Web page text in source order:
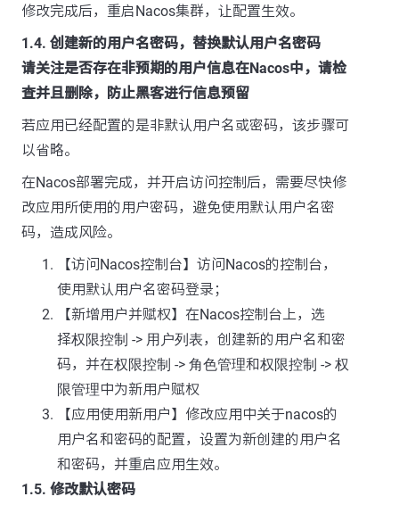
修改完成后，重启Nacos集群，让配置生效。
1.4. 创建新的用户名密码，替换默认用户名密码
请关注是否存在非预期的用户信息在Nacos中，请检
查并且删除，防止黑客进行信息预留
若应用已经配置的是非默认用户名或密码，该步骤可
以省略。
在Nacos部署完成，并开启访问控制后，需要尽快修
改应用所使用的用户密码，避免使用默认用户名密
码，造成风险。
【访问Nacos控制台】访问Nacos的控制台，
使用默认用户名密码登录；
【新增用户并赋权】在Nacos控制台上，选
择权限控制 -> 用户列表，创建新的用户名和密
码，并在权限控制 -> 角色管理和权限控制 -> 权
限管理中为新用户赋权
【应用使用新用户】修改应用中关于nacos的
用户名和密码的配置，设置为新创建的用户名
和密码，并重启应用生效。
1.5. 修改默认密码